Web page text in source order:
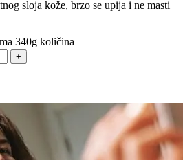
sloja kože, brzo se upija i ne masti
340g količina